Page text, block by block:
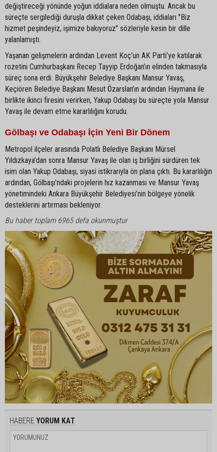
değiştireceği yönünde yoğun iddialara neden olmuştu. Ancak bu
süreçte sergilediği duruşla dikkat çeken Odabaşı, iddiaları "Biz
hizmet peşindeyiz, işimize bakıyoruz" sözleriyle kesin bir dille
yalanlamıştı.
Yaşanan gelişmelerin ardından Levent Koç’un AK Parti’ye katılarak
rozetini Cumhurbaşkanı Recep Tayyip Erdoğan’ın elinden takmasıyla
süreç sona erdi. Büyükşehir Belediye Başkanı Mansur Yavaş,
Keçiören Belediye Başkanı Mesut Özarslan’ın ardından Haymana ile
birlikte ikinci firesini verirken, Yakup Odabaşı bu süreçte yola Mansur
Yavaş ile devam etme kararlılığını korudu.
Gölbaşı ve Odabaşı İçin Yeni Bir Dönem
Metropol ilçeler arasında Polatlı Belediye Başkanı Mürsel
Yıldızkaya’dan sonra Mansur Yavaş ile olan iş birliğini sürdüren tek
isim olan Yakup Odabaşı, siyasi istikrarıyla ön plana çıktı. Bu kararlılığın
ardından, Gölbaşı’ndaki projelerin hız kazanması ve Mansur Yavaş
yönetimindeki Ankara Büyükşehir Belediyesi’nin bölgeye yönelik
desteklerini artırması bekleniyor.
Bu haber toplam 6965 defa okunmuştur
HABERE YORUM KAT